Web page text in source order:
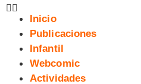
Inicio
Publicaciones
Infantil
Webcomic
Actividades